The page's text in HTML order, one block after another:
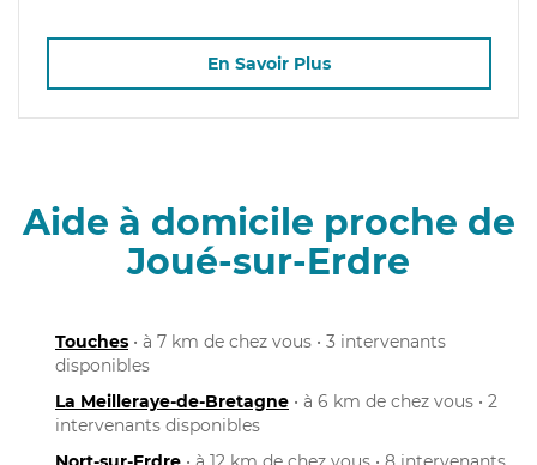
En Savoir Plus
Aide à domicile proche de
Joué-sur-Erdre
Touches • à 7 km de chez vous • 3 intervenants
disponibles
La Meilleraye-de-Bretagne • à 6 km de chez vous • 2
intervenants disponibles